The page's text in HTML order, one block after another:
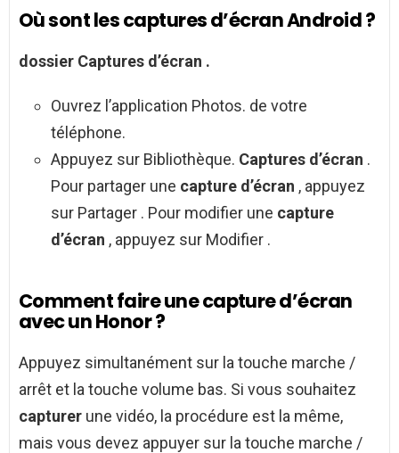
Où sont les captures d’écran Android ?
dossier Captures d’écran .
Ouvrez l’application Photos. de votre
téléphone.
Appuyez sur Bibliothèque. Captures d’écran .
Pour partager une capture d’écran , appuyez
sur Partager . Pour modifier une capture
d’écran , appuyez sur Modifier .
Comment faire une capture d’écran
avec un Honor ?
Appuyez simultanément sur la touche marche /
arrêt et la touche volume bas. Si vous souhaitez
capturer une vidéo, la procédure est la même,
mais vous devez appuyer sur la touche marche /